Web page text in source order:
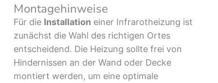
Montagehinweise
Für die Installation einer Infrarotheizung ist
zunächst die Wahl des richtigen Ortes
entscheidend. Die Heizung sollte frei von
Hindernissen an der Wand oder Decke
montiert werden, um eine optimale